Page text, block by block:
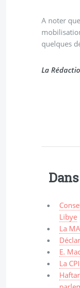
A noter
quelques
La
Libye
La
E.
La